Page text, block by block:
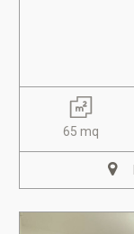
65 mq